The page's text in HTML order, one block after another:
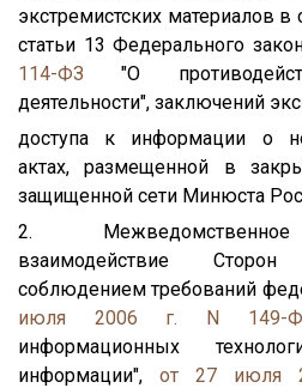
экстремистских материалов в
статьи 13 Федерального
114-ФЗ "О
деятельности", заключений
доступа к информации о
актах, размещенной в
защищенной сети Минюста
2.
взаимодействие
соблюдением требований
июля 2006 г. N 149-
информационных
информации", от 27 июля